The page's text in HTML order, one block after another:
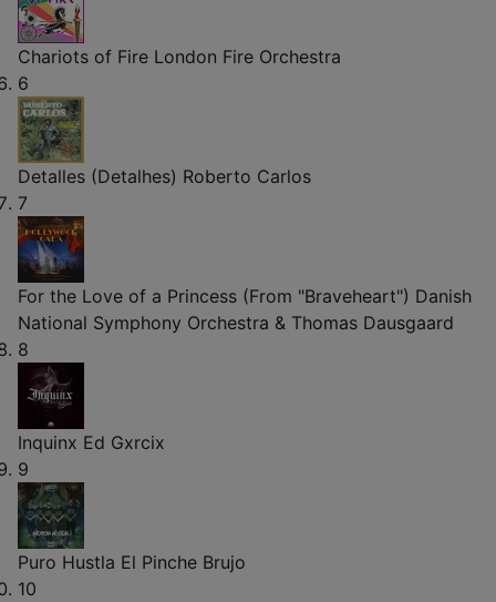
Chariots of Fire London Fire Orchestra
6
Detalles (Detalhes) Roberto Carlos
7
For the Love of a Princess (From "Braveheart") Danish
National Symphony Orchestra & Thomas Dausgaard
8
Inquinx Ed Gxrcix
9
Puro Hustla El Pinche Brujo
10